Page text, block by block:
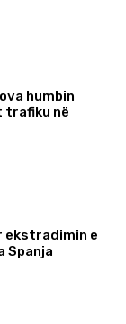
humbin
trafiku në
ekstradimin e
Spanja